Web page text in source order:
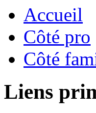
Accueil
Côté pro
Côté
Liens